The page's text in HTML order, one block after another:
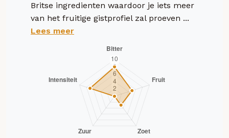
Britse ingredienten waardoor je iets meer
van het fruitige gistprofiel zal proeven ...
Lees meer